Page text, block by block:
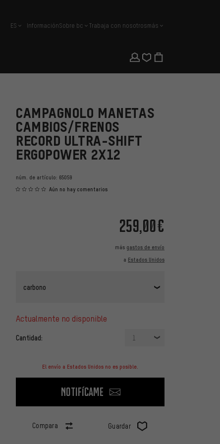
español
ES InformaciónSobre bc Trabaja con nosotrosmás
CAMPAGNOLO MANETAS
CAMBIOS/FRENOS
RECORD ULTRA-SHIFT
ERGOPOWER 2X12
núm. de artículo: 65059
Aún no hay comentarios
259,00€
más gastos de envío
a Estados Unidos
carbono
actualmente no disponible
Cantidad: 1
El envío a Estados Unidos no es posible.
Notifícame
Compara Guardar